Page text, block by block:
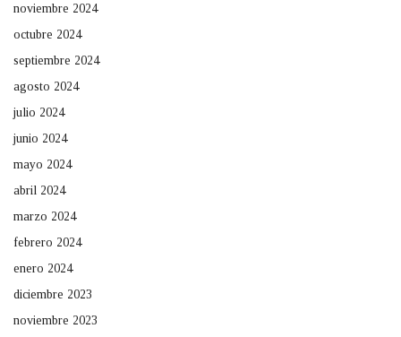
noviembre 2024
octubre 2024
septiembre 2024
agosto 2024
julio 2024
junio 2024
mayo 2024
abril 2024
marzo 2024
febrero 2024
enero 2024
diciembre 2023
noviembre 2023